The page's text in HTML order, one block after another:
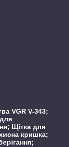
VGR V-343;
Щітка для
кришка;